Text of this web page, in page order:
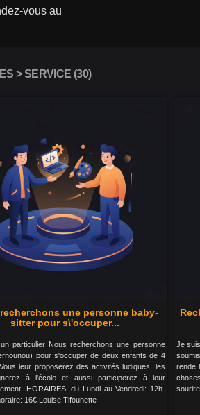
vous au
> SERVICE (30)
une personne baby-
sitter pour s\'occuper...
particulier Nous recherchons une personne
pour s'occuper de deux enfants de 4
leur proposerez des activités ludiques, les
à l'école et aussi participerez à leur
HORAIRES: du Lundi au Vendredi: 12h-
16€ Louise Tifounette
Je
rende